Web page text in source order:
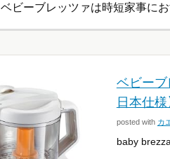
ベビーブレッツァは時短家事にお
ベビー
日本仕様
posted with カ
baby